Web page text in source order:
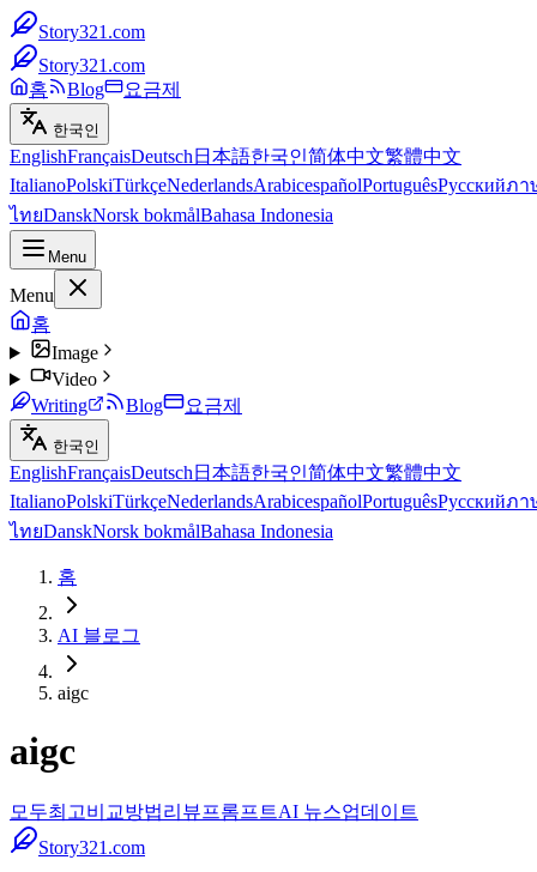
Story321.com
Story321.com
홈
Blog 요금제
한국인
EnglishFrançaisDeutsch 日本語한국인简体中文繁體中文
ItalianoPolskiTürkçeNederlandsArabicespañolPortuguêsРусскийภา
ไทยDanskNorsk bokmålBahasa Indonesia
Menu
Menu
홈
Image
Video
Writing
Blog 요금제
한국인
EnglishFrançaisDeutsch 日本語한국인简体中文繁體中文
ItalianoPolskiTürkçeNederlandsArabicespañolPortuguêsРусскийภา
ไทยDanskNorsk bokmålBahasa Indonesia
홈
AI 블로그
aigc
aigc
모두최고비교방법리뷰프롬프트AI 뉴스업데이트
Story321.com